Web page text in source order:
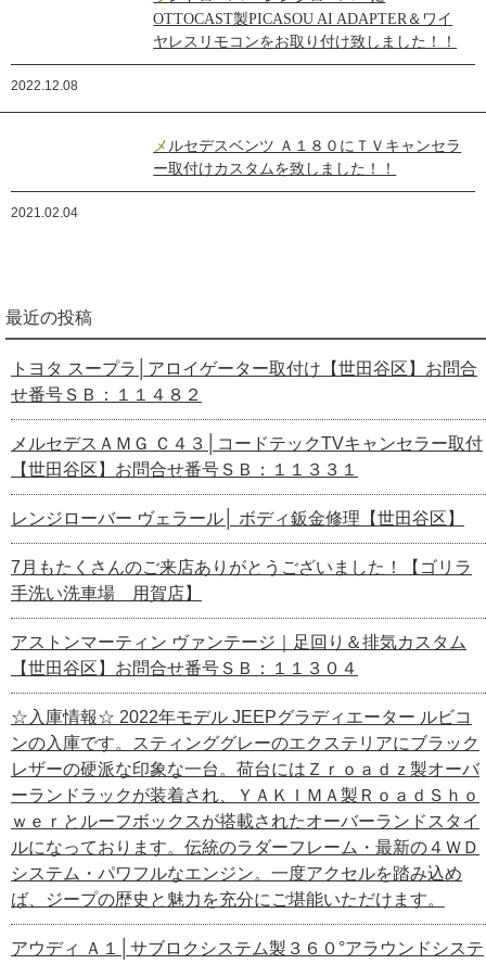
OTTOCAST製PICASOU AI ADAPTER＆ワイ
ヤレスリモコンをお取り付け致しました！！
2022.12.08
メルセデスベンツ Ａ１８０にＴＶキャンセラ
ー取付けカスタムを致しました！！
2021.02.04
最近の投稿
トヨタ スープラ│アロイゲーター取付け【世田谷区】お問合
せ番号ＳＢ：１１４８２
メルセデスＡＭＧ Ｃ４３│コードテックTVキャンセラー取付
【世田谷区】お問合せ番号ＳＢ：１１３３１
レンジローバー ヴェラール│ ボディ鈑金修理【世田谷区】
7月もたくさんのご来店ありがとうございました！【ゴリラ
手洗い洗車場 用賀店】
アストンマーティン ヴァンテージ｜足回り＆排気カスタム
【世田谷区】お問合せ番号ＳＢ：１１３０４
☆入庫情報☆ 2022年モデル JEEPグラディエーター ルビコ
ンの入庫です。スティンググレーのエクステリアにブラック
レザーの硬派な印象な一台。荷台にはＺｒｏａｄｚ製オーバ
ーランドラックが装着され、ＹＡＫＩＭＡ製ＲｏａｄＳｈｏ
ｗｅｒとルーフボックスが搭載されたオーバーランドスタイ
ルになっております。伝統のラダーフレーム・最新の４ＷＤ
システム・パワフルなエンジン。一度アクセルを踏み込め
ば、ジープの歴史と魅力を充分にご堪能いただけます。
アウディ Ａ１│サブロクシステム製３６０°アラウンドシステ